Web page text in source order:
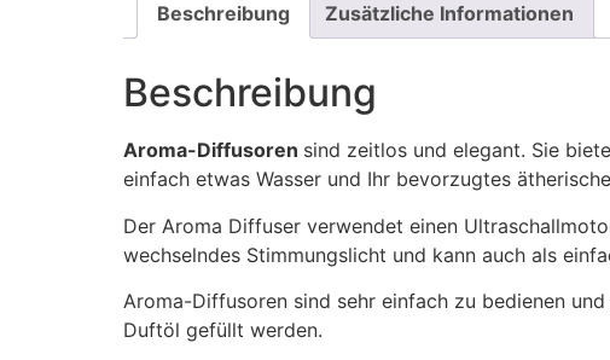
Beschreibung Zusätzliche Informationen
Beschreibung
Aroma-Diffusoren sind zeitlos und elegant. Sie
einfach etwas Wasser und Ihr bevorzugtes
Der Aroma Diffuser verwendet einen
wechselndes Stimmungslicht und kann auch als
Aroma-Diffusoren sind sehr einfach zu bedienen
Duftöl gefüllt werden.